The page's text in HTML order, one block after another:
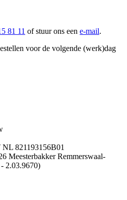
81 11 of stuur ons een e-mail.
voor de volgende (werk)dag
821193156B01
Meesterbakker Remmerswaal-
2.03.9670)